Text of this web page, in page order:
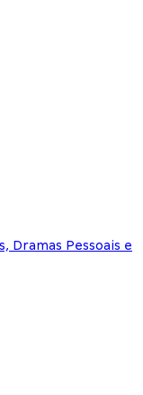
Dramas Pessoais e